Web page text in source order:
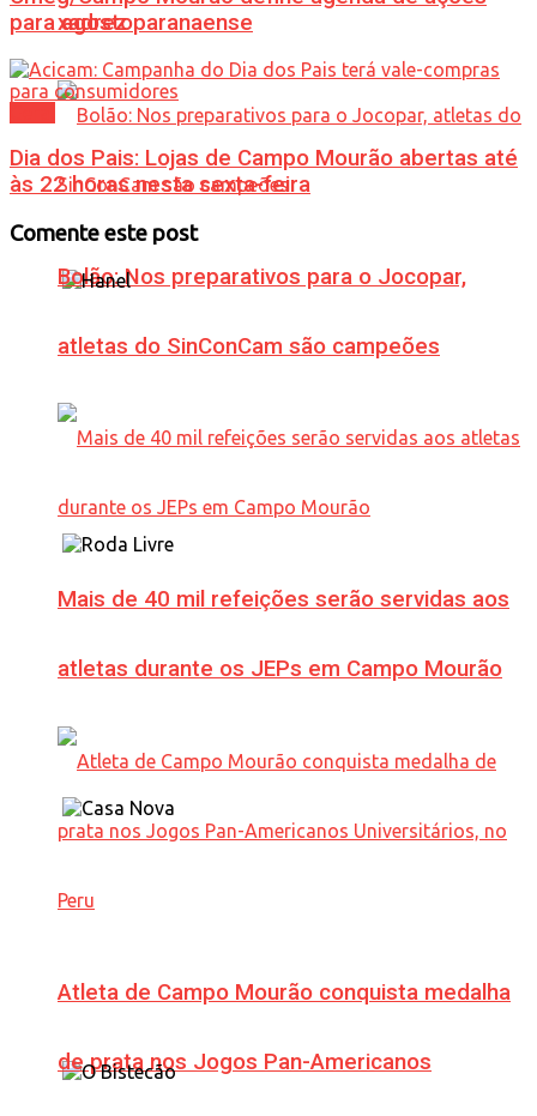
xadrez paranaense
Bolão: Nos preparativos para o Jocopar,
atletas do SinConCam são campeões
Mais de 40 mil refeições serão servidas aos
atletas durante os JEPs em Campo Mourão
Atleta de Campo Mourão conquista medalha
de prata nos Jogos Pan-Americanos
para agosto
Dia dos Pais: Lojas de Campo Mourão abertas até
às 22 horas nesta sexta-feira
Comente este post